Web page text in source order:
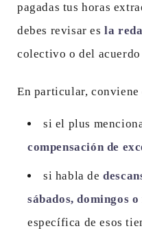
pagadas tus horas
debes revisar esla
colectivo o del acuerdo
En particular, conviene
si el plus
compensación de
si habla de
sábados, domingos
específica de esos